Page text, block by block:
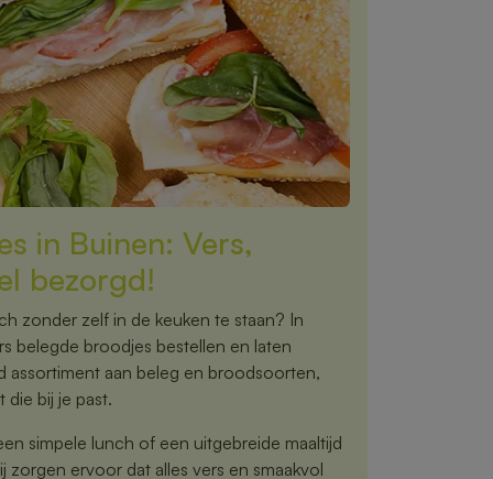
in Buinen: Vers,
bezorgd!
zonder zelf in de keuken te staan? In
belegde broodjes bestellen en laten
assortiment aan beleg en broodsoorten,
die bij je past.
simpele lunch of een uitgebreide maaltijd
ervoor dat alles vers en smaakvol